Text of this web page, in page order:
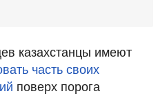
казахстанцы имеют
часть своих
поверх порога